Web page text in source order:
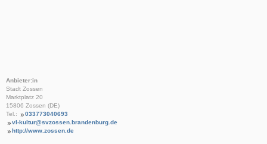
Anbieter:in
Stadt Zossen
Marktplatz 20
15806 Zossen (DE)
Tel.:
033773040693
vl-kultur@svzossen.brandenburg.de
http://www.zossen.de